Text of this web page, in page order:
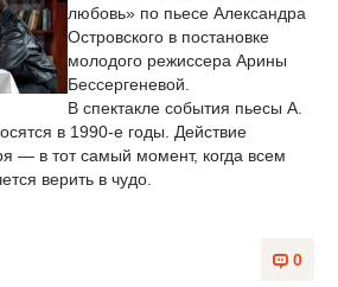
любовь» по пьесе Александра
Островского в постановке
молодого режиссера Арины
Бессергеневой.
В спектакле события пьесы А.
в 1990-е годы. Действие
— в тот самый момент, когда всем
верить в чудо.
0